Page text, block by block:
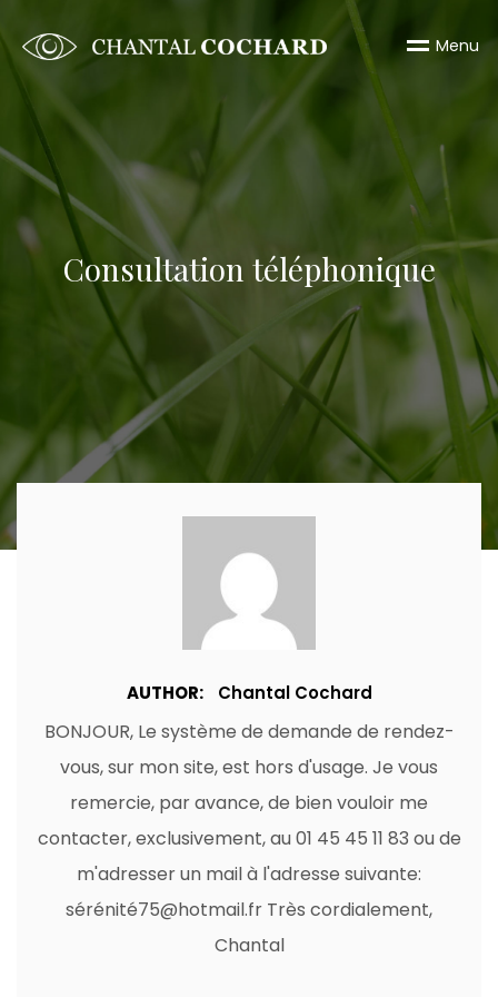
Menu
Consultation téléphonique
AUTHOR: Chantal Cochard
BONJOUR, Le système de demande de rendez-
vous, sur mon site, est hors d'usage. Je vous
remercie, par avance, de bien vouloir me
contacter, exclusivement, au 01 45 45 11 83 ou de
m'adresser un mail à l'adresse suivante:
sérénité75@hotmail.fr Très cordialement,
Chantal